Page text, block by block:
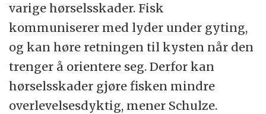
varige hørselsskader. Fisk
kommuniserer med lyder under gyting,
og kan høre retningen til kysten når den
trenger å orientere seg. Derfor kan
hørselsskader gjøre fisken mindre
overlevelsesdyktig, mener Schulze.